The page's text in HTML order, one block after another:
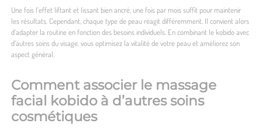
Une fois l’effet liftant et lissant bien ancré, une fois par mois suffit pour maintenir
les résultats. Cependant, chaque type de peau réagit différemment. Il convient alors
d’adapter la routine en fonction des besoins individuels. En combinant le kobido avec
d’autres soins du visage, vous optimisez la vitalité de votre peau et améliorez son
aspect général.
Comment associer le massage
facial kobido à d’autres soins
cosmétiques